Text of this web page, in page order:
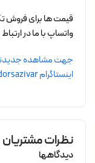
قیمت ها برای فروش
واتساپ با ما در ارتباط
جهت مشاهده
اینستاگرام dorsazivar را دنبال کنید.
نظرات مشتریان
دیدگاهها